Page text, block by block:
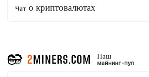
Чат о криптовалютах
Наш
майнинг-пул